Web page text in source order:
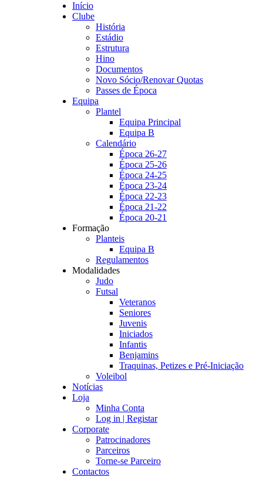
Início
Clube
História
Estádio
Estrutura
Hino
Documentos
Novo Sócio/Renovar Quotas
Passes de Época
Equipa
Plantel
Equipa Principal
Equipa B
Calendário
Época 26-27
Época 25-26
Época 24-25
Época 23-24
Época 22-23
Época 21-22
Época 20-21
Formação
Planteis
Equipa B
Regulamentos
Modalidades
Judo
Futsal
Veteranos
Seniores
Juvenis
Iniciados
Infantis
Benjamins
Traquinas, Petizes e Pré-Iniciação
Voleibol
Notícias
Loja
Minha Conta
Log in | Registar
Corporate
Patrocinadores
Parceiros
Torne-se Parceiro
Contactos